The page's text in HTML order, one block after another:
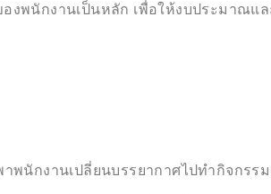
งพนักงานเป็นหลัก เพื่อให้งบประมาณ
พนักงานเปลี่ยนบรรยากาศไปทำกิจกรร